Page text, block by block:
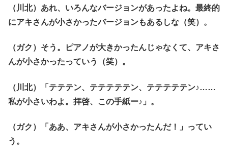
（川北）あれ、いろんなバージョンがあったよね。最終的
にアキさんが小さかったバージョンもあるしな（笑）。
（ガク）そう。ピアノが大きかったんじゃなくて、アキさ
んが小さかったっていう（笑）。
（川北）「テテテン、テテテテテン、テテテテテン♪……
私が小さいわよ。拝啓、この手紙ー♪」。
（ガク）「ああ、アキさんが小さかったんだ！」ってい
う。